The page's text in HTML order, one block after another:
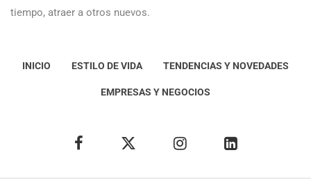
tiempo, atraer a otros nuevos.
INICIO ESTILO DE VIDA TENDENCIAS Y NOVEDADES
EMPRESAS Y NEGOCIOS